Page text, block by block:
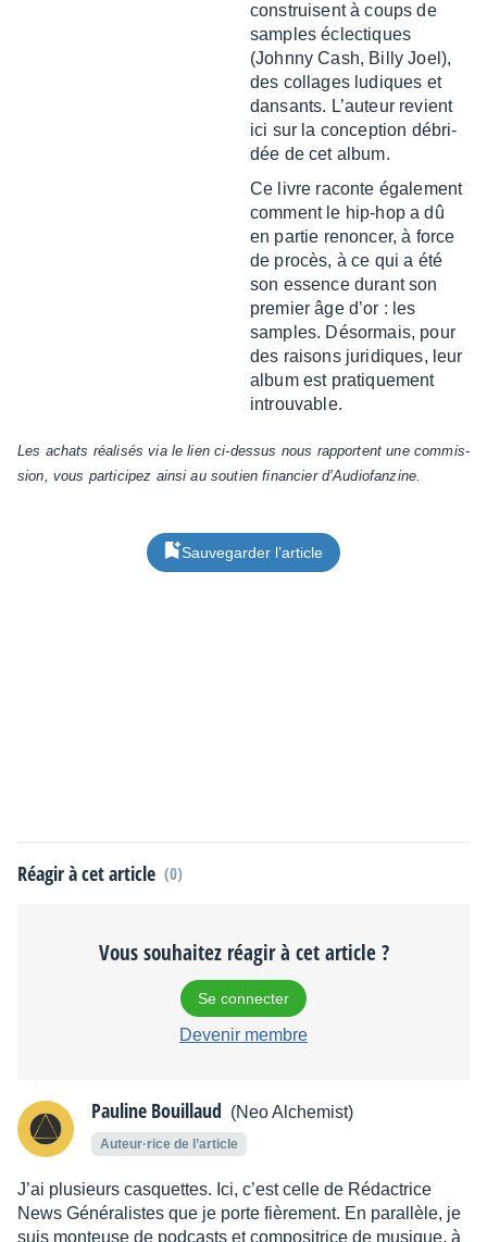
construisent à coups de
samples éclec­tiques
(Johnny Cash, Billy Joel),
des collages ludiques et
dansants. L’au­teur revient
ici sur la concep­tion débri­
dée de cet album.
Ce livre raconte égale­ment
comment le hip-hop a dû
en partie renon­cer, à force
de procès, à ce qui a été
son essence durant son
premier âge d’or : les
samples. Désor­mais, pour
des raisons juri­diques, leur
album est pratique­ment
introu­vable.
Les achats réali­­sés via le lien ci-dessus nous rapportent une commis­­
sion, vous parti­­ci­­pez ainsi au soutien finan­­cier d’Au­­dio­­fan­­zine.
Sauvegarder l’article
Réagir à cet article (0)
Vous souhaitez réagir à cet article ?
Se connecter
Devenir membre
Pauline Bouillaud (Neo Alchemist)
Auteur·rice de l’article
J’ai plusieurs casquettes. Ici, c’est celle de Rédactrice
News Généralistes que je porte fièrement. En parallèle, je
suis monteuse de podcasts et compositrice de musique, à